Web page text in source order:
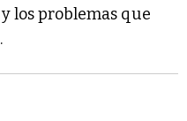
los problemas que